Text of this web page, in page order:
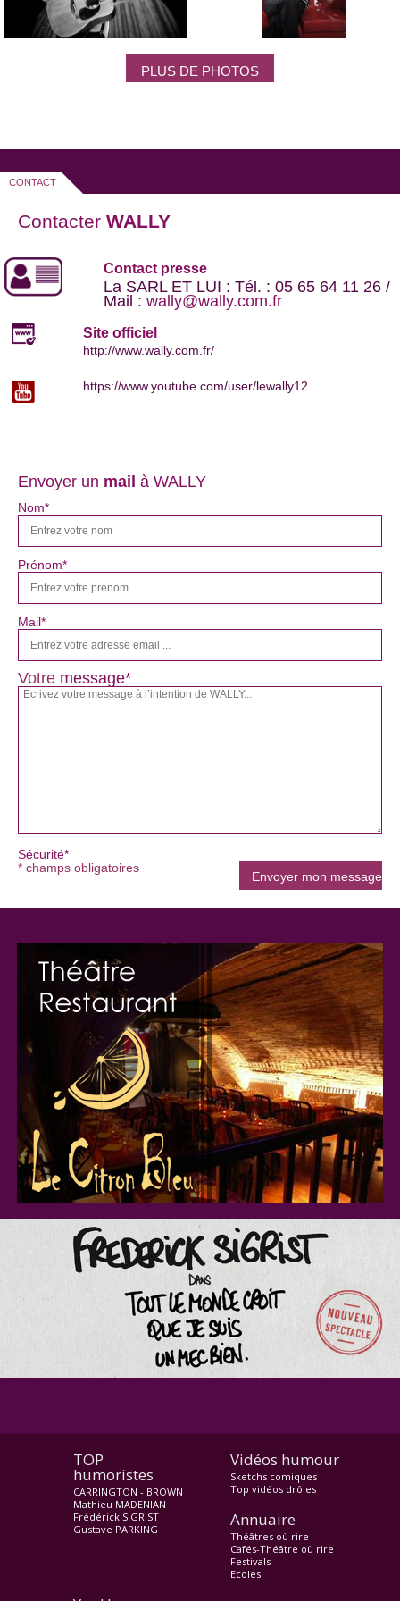
PLUS DE PHOTOS
CONTACT
Contacter WALLY
Contact presse
La SARL ET LUI : Tél. : 05 65 64 11 26 /
Mail :wally@wally.com.fr
Site officiel
http://www.wally.com.fr/
https://www.youtube.com/user/lewally12
Envoyer un mail à WALLY
Nom*
Prénom*
Mail*
Votre message*
Sécurité*
* champs obligatoires
TOP
humoristes
CARRINGTON - BROWN
Mathieu MADENIAN
Frédérick SIGRIST
Gustave PARKING
Vidéos humour
Sketchs comiques
Top vidéos drôles
Annuaire
Théâtres où rire
Cafés-Théâtre où rire
Festivals
Ecoles